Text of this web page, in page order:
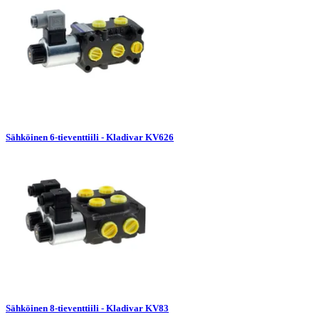
Sähköinen 6-tieventtiili - Kladivar KV626
Sähköinen 8-tieventtiili - Kladivar KV83